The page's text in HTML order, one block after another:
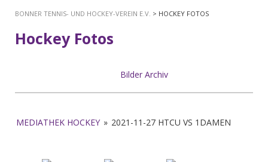
INHALT
SPRINGEN
BONNER TENNIS- UND HOCKEY-VEREIN E.V. > HOCKEY FOTOS
Hockey Fotos
Bilder Archiv
MEDIATHEK HOCKEY » 2021-11-27 HTCU VS 1DAMEN